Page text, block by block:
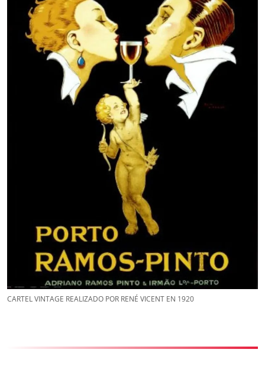
CARTEL VINTAGE REALIZADO POR RENÉ VICENT EN 1920